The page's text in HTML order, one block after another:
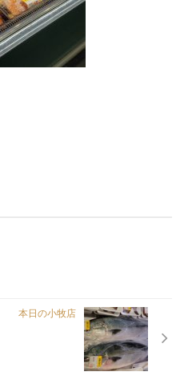
本日の小牧店